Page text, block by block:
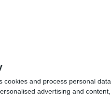
and process personal data,
advertising and content,
GEGNER